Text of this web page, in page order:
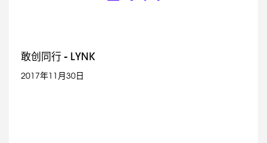
敢创同行 - LYNK
2017年11月30日